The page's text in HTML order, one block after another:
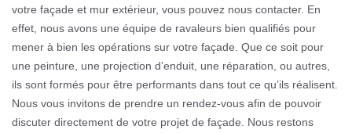
votre façade et mur extérieur, vous pouvez nous contacter. En
effet, nous avons une équipe de ravaleurs bien qualifiés pour
mener à bien les opérations sur votre façade. Que ce soit pour
une peinture, une projection d’enduit, une réparation, ou autres,
ils sont formés pour être performants dans tout ce qu’ils réalisent.
Nous vous invitons de prendre un rendez-vous afin de pouvoir
discuter directement de votre projet de façade. Nous restons